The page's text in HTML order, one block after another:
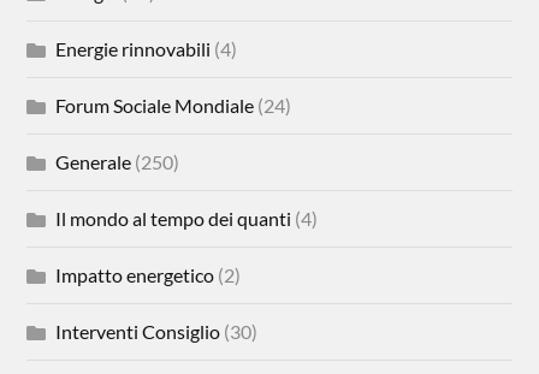
Energie rinnovabili (4)
Forum Sociale Mondiale (24)
Generale (250)
Il mondo al tempo dei quanti (4)
Impatto energetico (2)
Interventi Consiglio (30)